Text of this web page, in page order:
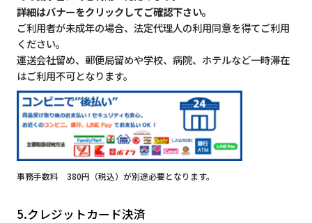
詳細はバナーをクリックしてご確認下さい。
ご利用者が未成年の場合、法定代理人の利用同意を得てご利用
ください。
運送会社留め、郵便局留めや学校、病院、ホテルなど一時滞在
はご利用不可となります。
事務手数料 380円（税込）が別途必要となります。
5.クレジットカード決済